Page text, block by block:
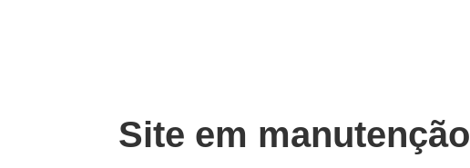
Site em manutenção